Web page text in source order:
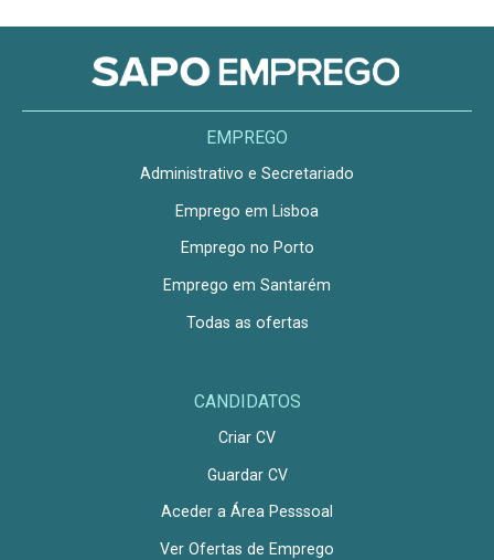
EMPREGO
Administrativo e Secretariado
Emprego em Lisboa
Emprego no Porto
Emprego em Santarém
Todas as ofertas
CANDIDATOS
Criar CV
Guardar CV
Aceder a Área Pesssoal
Ver Ofertas de Emprego